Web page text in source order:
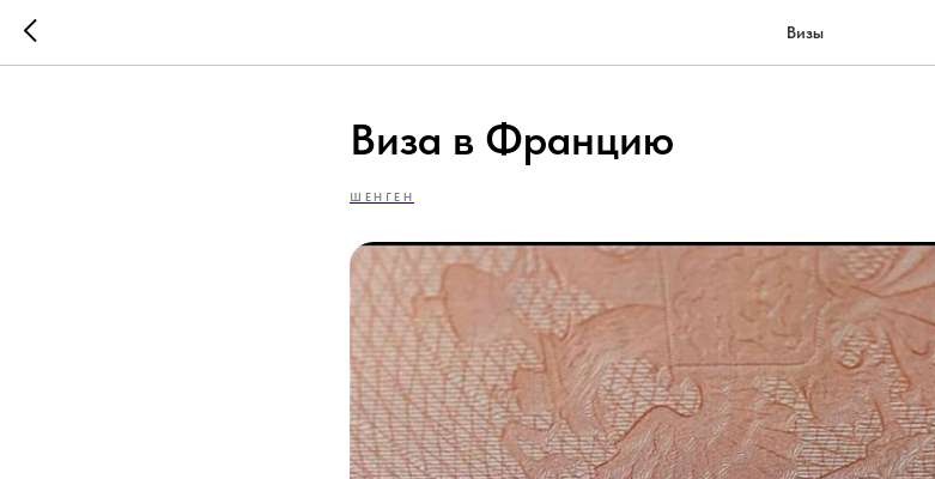
Визы
Виза в Францию
ШЕНГЕН